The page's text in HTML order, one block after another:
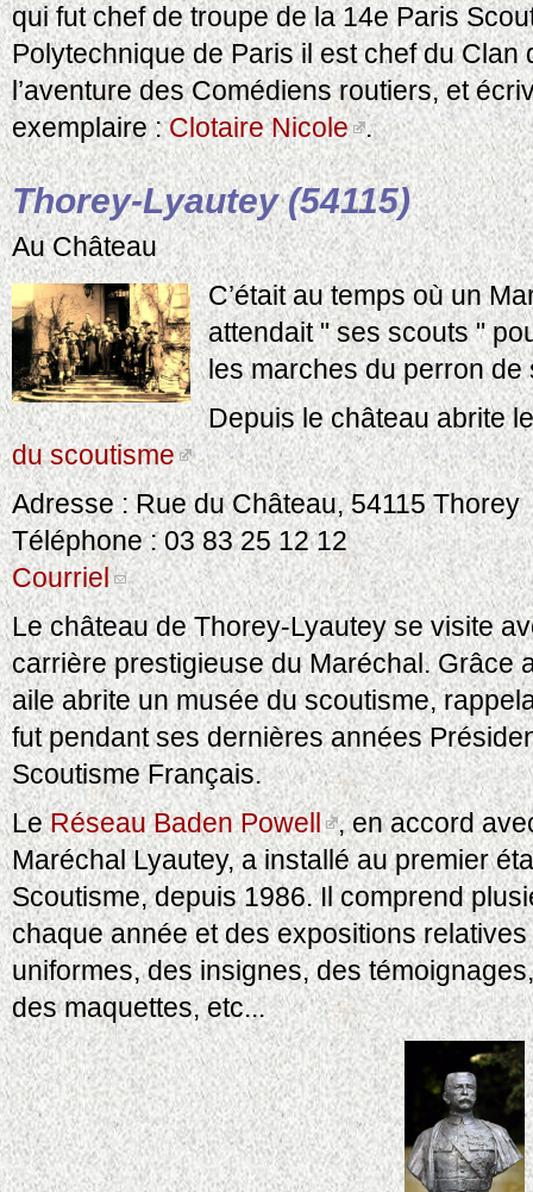
qui fut chef de troupe de la 14e Paris
Polytechnique de Paris il est chef du Clan
l’aventure des Comédiens routiers, et
exemplaire :Clotaire Nicole .
Thorey-Lyautey (54115)
Au Château
C’était au temps où un
attendait " ses scouts "
les marches du perron de
Depuis le château abrite
du scoutisme
Adresse : Rue du Château, 54115 Thorey
Téléphone : 03 83 25 12 12
Courriel
Le château de Thorey-Lyautey se visite
carrière prestigieuse du Maréchal. Grâce
aile abrite un musée du scoutisme,
fut pendant ses dernières années
Scoutisme Français.
LeRéseau Baden Powell , en accord
Maréchal Lyautey, a installé au premier
Scoutisme, depuis 1986. Il comprend
chaque année et des expositions
uniformes, des insignes, des
des maquettes, etc...